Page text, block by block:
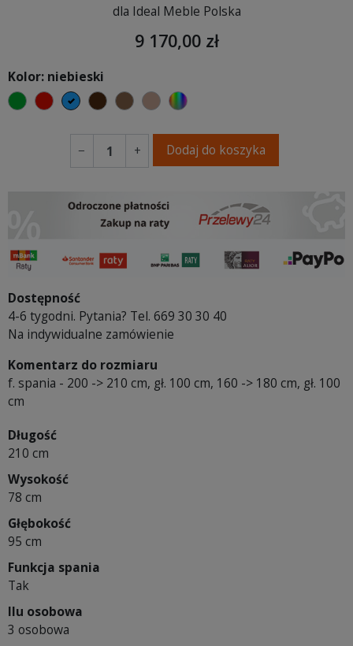
dla Ideal Meble Polska
9 170,00 zł
Kolor: niebieski
zielonyczerwonyniebieskiciemno brązowy
brązowyjasnobrązowy
wybór koloru
− + Dodaj do koszyka
Dostępność
4-6 tygodni. Pytania? Tel. 669 30 30 40
Na indywidualne zamówienie
Komentarz do rozmiaru
f. spania - 200 -> 210 cm, gł. 100 cm, 160 -> 180 cm, gł. 100
cm
Długość
210 cm
Wysokość
78 cm
Głębokość
95 cm
Funkcja spania
Tak
Ilu osobowa
3 osobowa